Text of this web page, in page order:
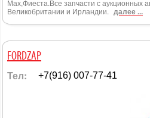
Мах,Фиеста.Все запчасти с аукционных
Великобритании и Ирландии. далее ...
FORDZAP
Тел: +7(916) 007-77-41